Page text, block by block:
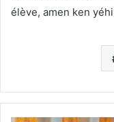
élève, amen ken